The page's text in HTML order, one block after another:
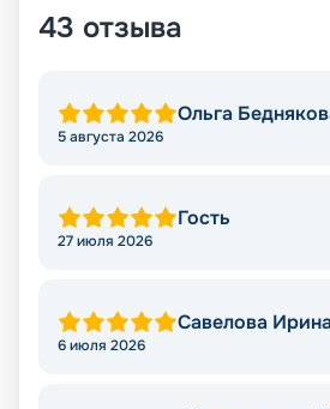
43 отзыва
Ольга
5 августа 2026
Гость
27 июля 2026
Савелова
6 июля 2026